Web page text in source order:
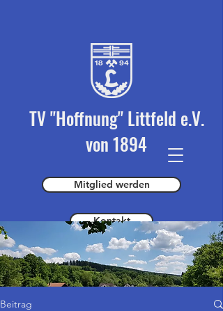
TV "Hoffnung" Littfeld e.V.
von 1894
Mitglied werden
Kontakt
Spender werden
Beitrag